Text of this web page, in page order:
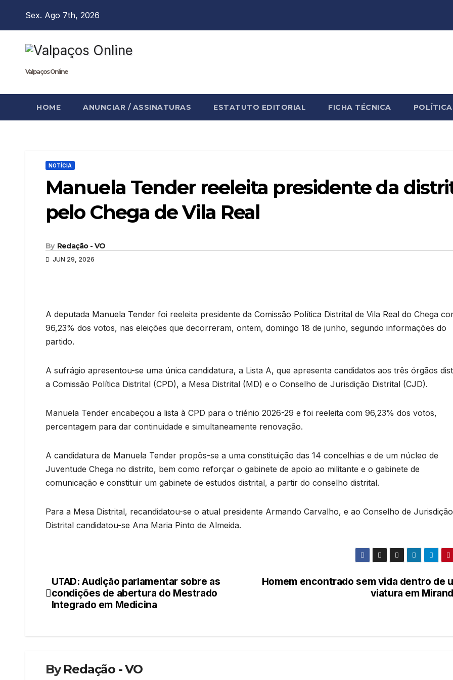
Sex. Ago 7th, 2026
Valpaços Online
HOME ANUNCIAR / ASSINATURAS ESTATUTO EDITORIAL FICHA TÉCNICA
NOTÍCIA
Manuela Tender reeleita presidente da
pelo Chega de Vila Real
By Redação - VO
JUN 29, 2026
A deputada Manuela Tender foi reeleita presidente da Comissão Política Distrital de Vila Real do Chega
96,23% dos votos, nas eleições que decorreram, ontem, domingo 18 de junho, segundo informações do
partido.
A sufrágio apresentou-se uma única candidatura, a Lista A, que apresenta candidatos aos três órgãos
a Comissão Política Distrital (CPD), a Mesa Distrital (MD) e o Conselho de Jurisdição Distrital (CJD).
Manuela Tender encabeçou a lista à CPD para o triénio 2026-29 e foi reeleita com 96,23% dos votos,
percentagem para dar continuidade e simultaneamente renovação.
A candidatura de Manuela Tender propôs-se a uma constituição das 14 concelhias e de um núcleo de
Juventude Chega no distrito, bem como reforçar o gabinete de apoio ao militante e o gabinete de
comunicação e constituir um gabinete de estudos distrital, a partir do conselho distrital.
Para a Mesa Distrital, recandidatou-se o atual presidente Armando Carvalho, e ao Conselho de Jurisdição
Distrital candidatou-se Ana Maria Pinto de Almeida.
Navegação
de
Homem encontrado sem vida dentro de
viatura em
UTAD: Audição parlamentar sobre as
condições de abertura do Mestrado
Integrado em Medicina
ByRedação - VO